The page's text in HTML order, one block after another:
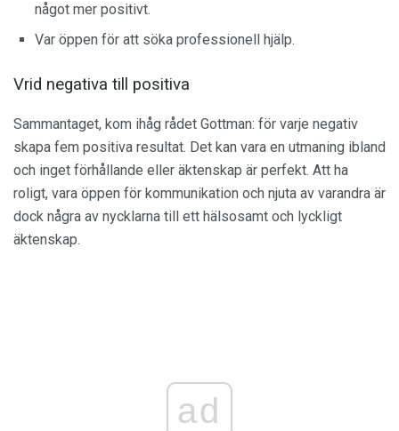
något mer positivt.
Var öppen för att söka professionell hjälp.
Vrid negativa till positiva
Sammantaget, kom ihåg rådet Gottman: för varje negativ
skapa fem positiva resultat. Det kan vara en utmaning ibland
och inget förhållande eller äktenskap är perfekt. Att ha
roligt, vara öppen för kommunikation och njuta av varandra är
dock några av nycklarna till ett hälsosamt och lyckligt
äktenskap.
ad